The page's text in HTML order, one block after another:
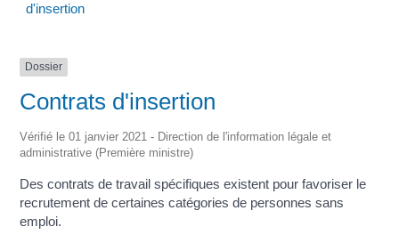
d'insertion
Dossier
Contrats d'insertion
Vérifié le 01 janvier 2021 - Direction de l'information légale et
administrative (Première ministre)
Des contrats de travail spécifiques existent pour favoriser le
recrutement de certaines catégories de personnes sans
emploi.